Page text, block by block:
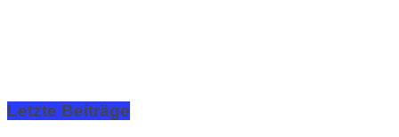
Letzte Beiträge